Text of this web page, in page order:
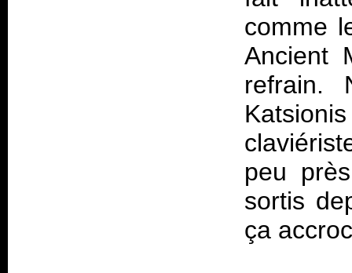
comme
Ancient
refrain.
peu
sortis
ça